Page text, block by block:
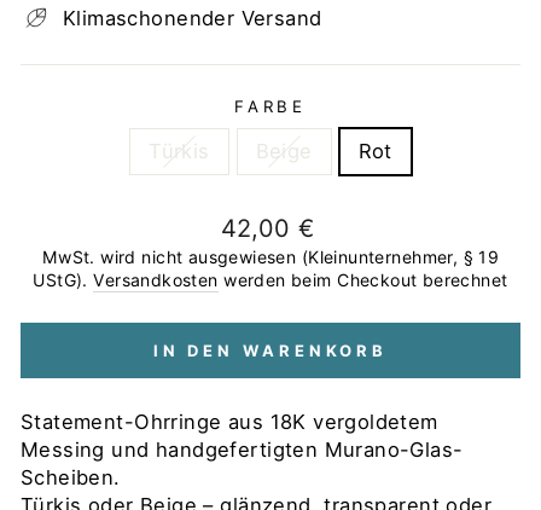
Klimaschonender Versand
FARBE
Türkis Beige Rot
Normaler
Preis
42,00 €
MwSt. wird nicht ausgewiesen (Kleinunternehmer, § 19
UStG).Versandkosten werden beim Checkout berechnet
IN DEN WARENKORB
Statement-Ohrringe aus 18K vergoldetem
Messing und handgefertigten Murano-Glas-
Scheiben.
Türkis oder Beige – glänzend, transparent oder